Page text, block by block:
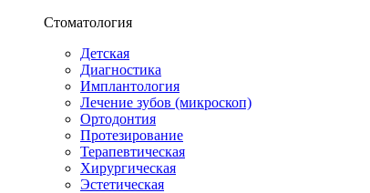
Стоматология
Детская
Диагностика
Имплантология
Лечение зубов (микроскоп)
Ортодонтия
Протезирование
Терапевтическая
Хирургическая
Эстетическая